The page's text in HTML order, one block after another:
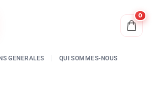
0